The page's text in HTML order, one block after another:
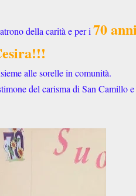
della carità e per i 70
!!!
alle sorelle in comunità.
del carisma di San Camillo